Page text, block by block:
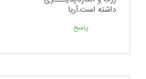
داشته است.آریا
پاسخ